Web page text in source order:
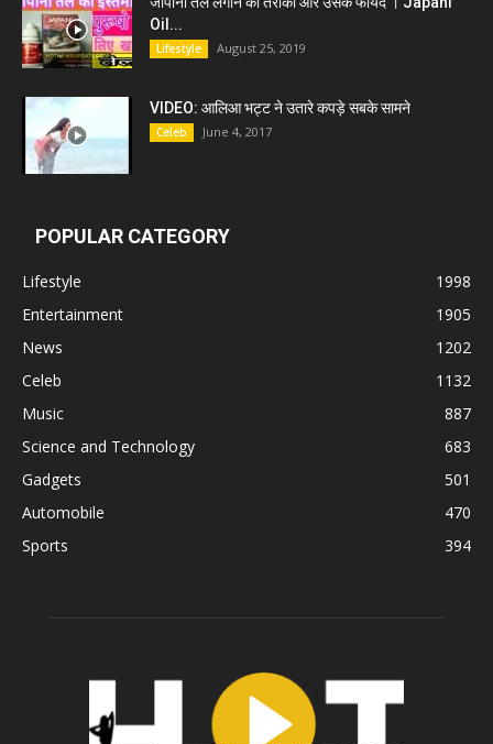
Oil...
Lifestyle August 25, 2019
VIDEO: आलिआ भट्ट ने उतारे कपड़े सबके सामने
Celeb June 4, 2017
POPULAR CATEGORY
Lifestyle
1998
Entertainment
1905
News
1202
Celeb
1132
Music
887
Science and Technology
683
Gadgets
501
Automobile
470
Sports
394